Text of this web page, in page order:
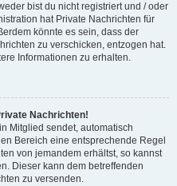
bist du nicht registriert und / oder
hat Private Nachrichten für
könnte es sein, dass der
zu verschicken, entzogen hat.
Informationen zu erhalten.
Nachrichten!
Mitglied sendet, automatisch
Bereich eine entsprechende Regel
von jemandem erhältst, so kannst
Dieser kann dem betreffenden
zu versenden.